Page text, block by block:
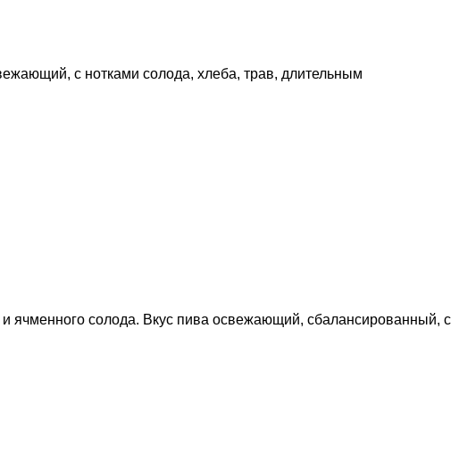
с нотками солода, хлеба, трав, длительным
ячменного солода. Вкус пива освежающий, сбалансированный, с